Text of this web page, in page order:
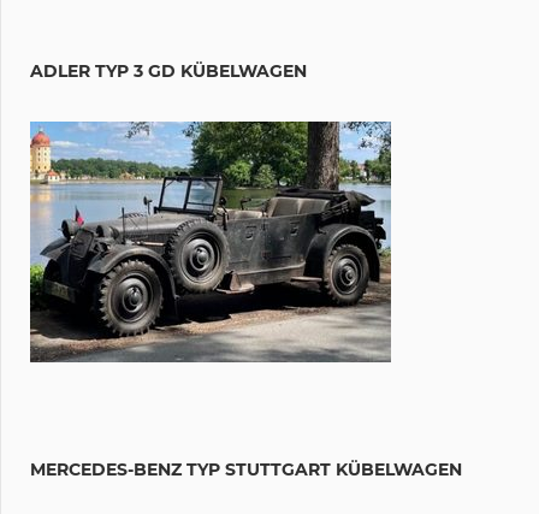
ADLER TYP 3 GD KÜBELWAGEN
MERCEDES-BENZ TYP STUTTGART KÜBELWAGEN